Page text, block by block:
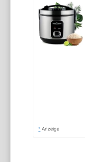
* Anzeige